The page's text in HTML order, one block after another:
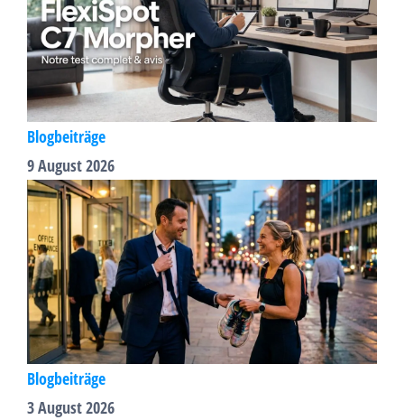
Blogbeiträge
9 August 2026
Blogbeiträge
3 August 2026